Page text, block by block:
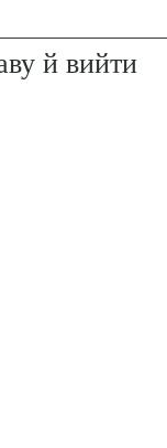
й вийти